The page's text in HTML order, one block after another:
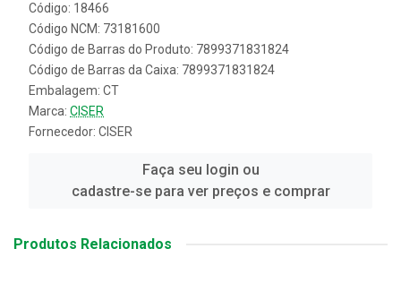
Código: 18466
Código NCM: 73181600
Código de Barras do Produto: 7899371831824
Código de Barras da Caixa: 7899371831824
Embalagem: CT
Marca: CISER
Fornecedor: CISER
Faça seu login ou
cadastre-se para ver preços e comprar
Produtos Relacionados